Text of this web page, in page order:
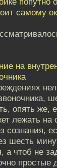
самому
на
опять же,
лежать на
шесть
а чтоб не
простые